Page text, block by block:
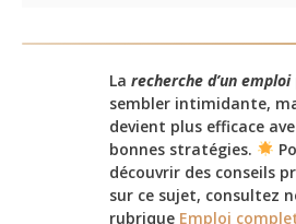
La recherche d’un emploi
sembler intimidante,
devient plus efficace
bonnes stratégies.
découvrir des conseils
sur ce sujet, consultez
rubrique Emploi